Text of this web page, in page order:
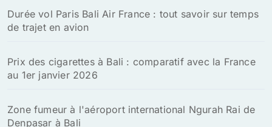
Durée vol Paris Bali Air France : tout savoir sur temps
de trajet en avion
Prix des cigarettes à Bali : comparatif avec la France
au 1er janvier 2026
Zone fumeur à l'aéroport international Ngurah Rai de
Denpasar à Bali